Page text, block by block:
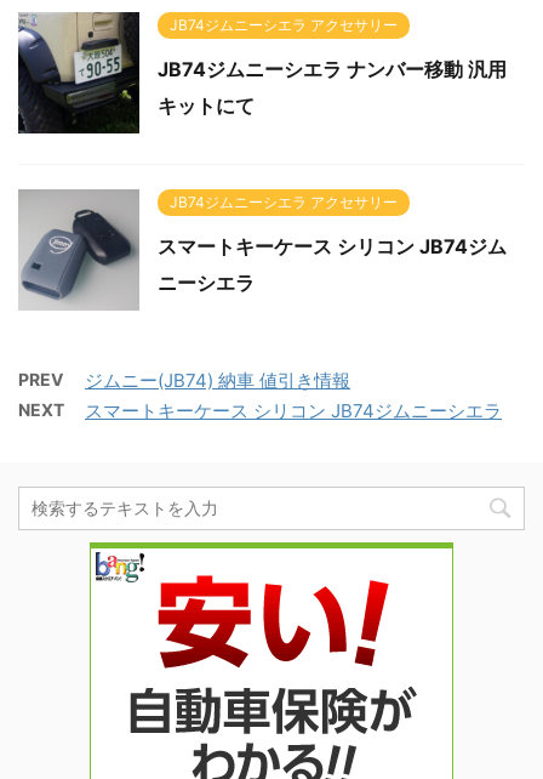
JB74ジムニーシエラ アクセサリー
JB74ジムニーシエラ ナンバー移動 汎用
キットにて
JB74ジムニーシエラ アクセサリー
スマートキーケース シリコン JB74ジム
ニーシエラ
PREV ジムニー(JB74) 納車 値引き情報
NEXT スマートキーケース シリコン JB74ジムニーシエラ